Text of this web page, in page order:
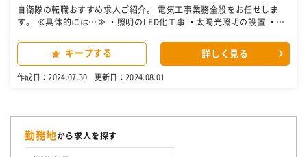
自衛隊の転職おすすめ求人ご紹介。 電気工事業務全般をお任せしま
す。 ≪具体的には…≫ ・照明のLED化工事 ・太陽光照明の設置 ・EV
キープする 詳しく見る
作成日：2024.07.30 更新日：2024.08.01
勤務地から求人を探す